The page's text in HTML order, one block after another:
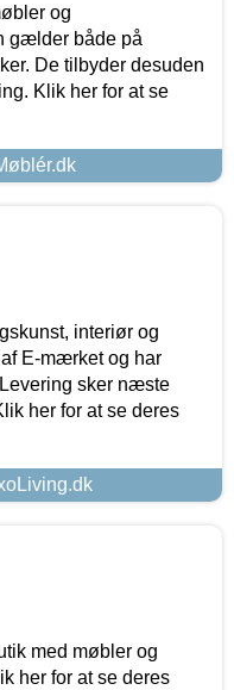
og
gælder både på
De tilbyder desuden
Klik her for at se
interiør og
E-mærket og har
sker næste
her for at se deres
med møbler og
her for at se deres